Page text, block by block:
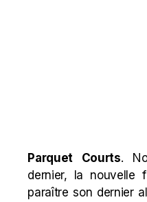
Parquet Courts.
dernier, la nouvelle
paraître son dernier